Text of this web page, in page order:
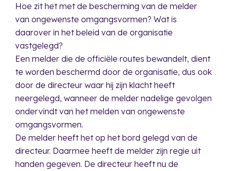
Hoe zit het met de bescherming van de melder
van ongewenste omgangsvormen? Wat is
daarover in het beleid van de organisatie
vastgelegd?
Een melder die de officiële routes bewandelt, dient
te worden beschermd door de organisatie, dus ook
door de directeur waar hij zijn klacht heeft
neergelegd, wanneer de melder nadelige gevolgen
ondervindt van het melden van ongewenste
omgangsvormen.
De melder heeft het op het bord gelegd van de
directeur. Daarmee heeft de melder zijn regie uit
handen gegeven. De directeur heeft nu de